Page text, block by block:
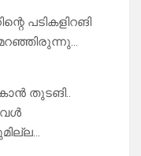
പടികളിറങി
തുടങി..